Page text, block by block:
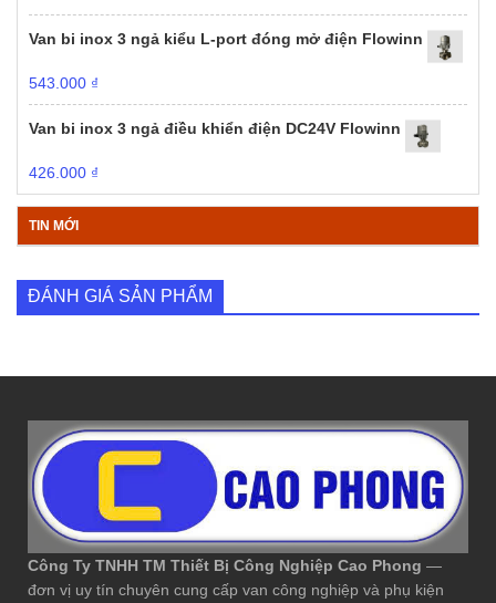
Van bi inox 3 ngả kiểu L-port đóng mở điện Flowinn
543.000 ₫
Van bi inox 3 ngả điều khiển điện DC24V Flowinn
426.000 ₫
TIN MỚI
ĐÁNH GIÁ SẢN PHẨM
Công Ty TNHH TM Thiết Bị Công Nghiệp Cao Phong —
đơn vị uy tín chuyên cung cấp van công nghiệp và phụ kiện